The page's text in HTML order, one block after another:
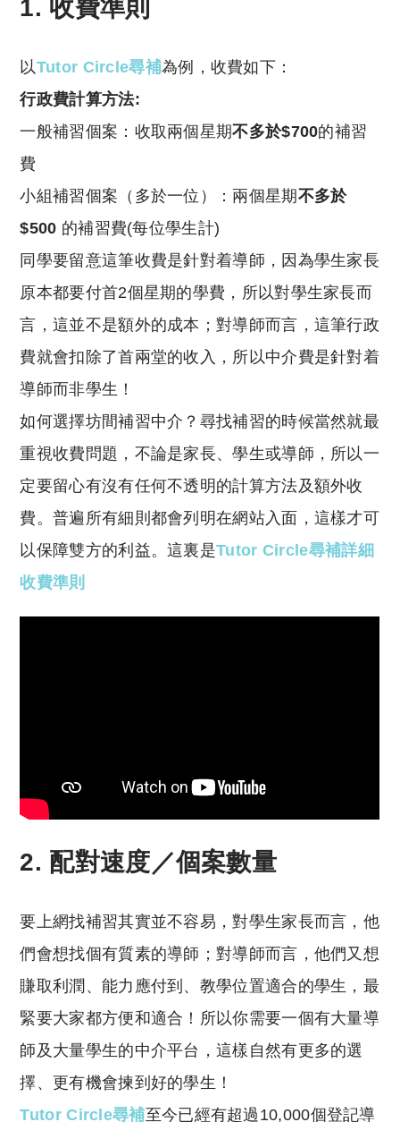
1. 收費準則
以Tutor Circle尋補為例，收費如下：
行政費計算方法:
一般補習個案：收取兩個星期不多於$700的補習
費
小組補習個案（多於一位）：兩個星期不多於
$500 的補習費(每位學生計)
同學要留意這筆收費是針對着導師，因為學生家長
原本都要付首2個星期的學費，所以對學生家長而
言，這並不是額外的成本；對導師而言，這筆行政
費就會扣除了首兩堂的收入，所以中介費是針對着
導師而非學生！
如何選擇坊間補習中介？尋找補習的時候當然就最
重視收費問題，不論是家長、學生或導師，所以一
定要留心有沒有任何不透明的計算方法及額外收
費。普遍所有細則都會列明在網站入面，這樣才可
以保障雙方的利益。這裏是Tutor Circle尋補詳細
收費準則
2. 配對速度／個案數量
要上網找補習其實並不容易，對學生家長而言，他
們會想找個有質素的導師；對導師而言，他們又想
賺取利潤、能力應付到、教學位置適合的學生，最
緊要大家都方便和適合！所以你需要一個有大量導
師及大量學生的中介平台，這樣自然有更多的選
擇、更有機會揀到好的學生！
Tutor Circle尋補至今已經有超過10,000個登記導